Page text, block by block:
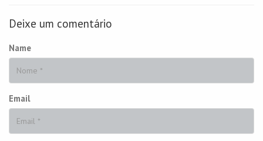
Deixe um comentário
Name
Email